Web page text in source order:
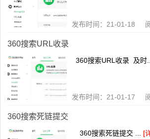
发布时间：21-01-18
360搜索URL收录
360搜索URL收录 及时
发布时间：21-01-17
360搜索死链提交
360搜索死链提交 ... [